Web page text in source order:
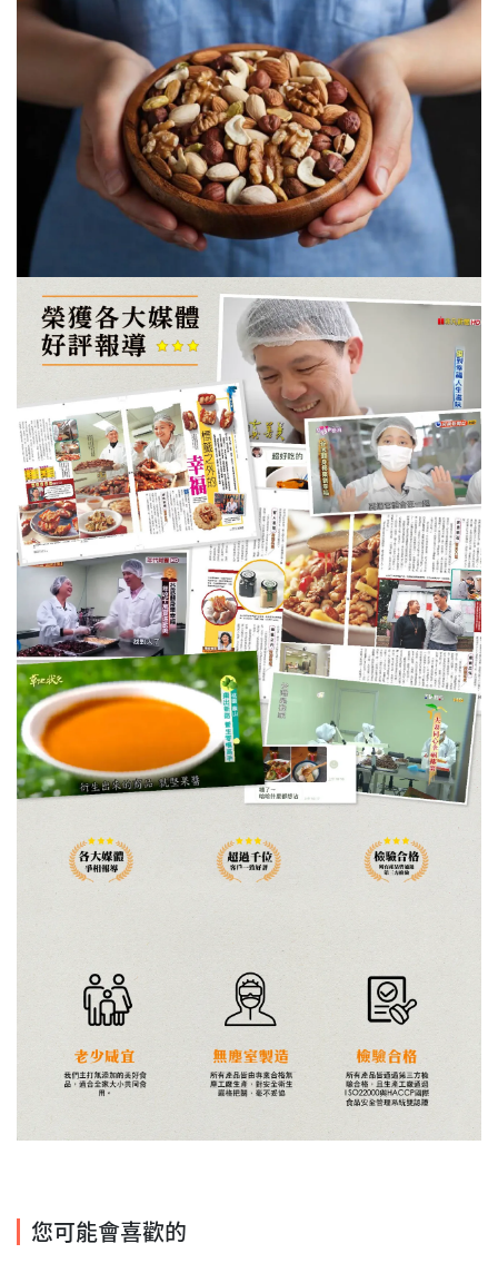
您可能會喜歡的